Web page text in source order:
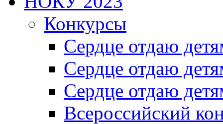
Конкурсы
Сердце отдаю
Сердце отдаю
Сердце отдаю
Всероссийский